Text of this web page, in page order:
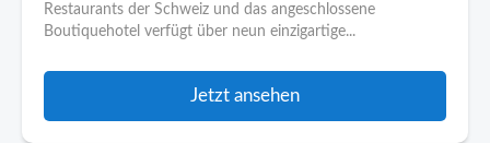
Restaurants der Schweiz und das angeschlossene
Boutiquehotel verfügt über neun einzigartige...
Jetzt ansehen